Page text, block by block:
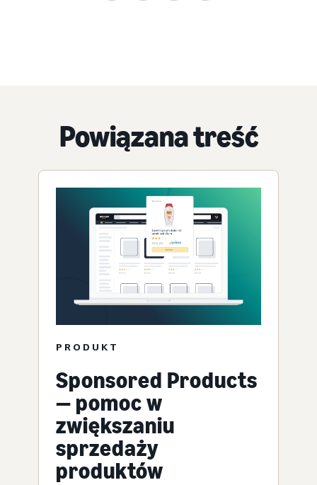
Powiązana treść
PRODUKT
Sponsored Products
— pomoc w
zwiększaniu
sprzedaży
produktów